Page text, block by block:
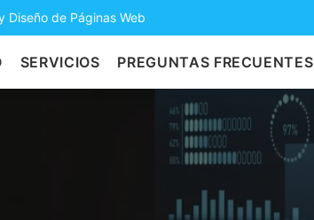
Diseño de Páginas Web
SERVICIOS PREGUNTAS FRECUENTES